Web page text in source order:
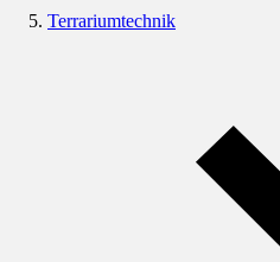
Terrariumtechnik